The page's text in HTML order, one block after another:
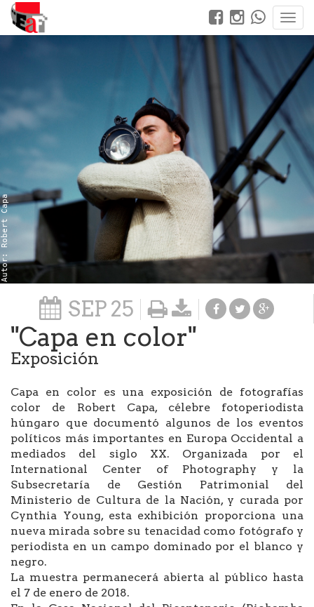
Autor: Robert Capa
SEP25
"Capa en color"
Exposición
Capa en color es una exposición de fotografías
color de Robert Capa, célebre fotoperiodista
húngaro que documentó algunos de los eventos
políticos más importantes en Europa Occidental a
mediados del siglo XX. Organizada por el
International Center of Photography y la
Subsecretaría de Gestión Patrimonial del
Ministerio de Cultura de la Nación, y curada por
Cynthia Young, esta exhibición proporciona una
nueva mirada sobre su tenacidad como fotógrafo y
periodista en un campo dominado por el blanco y
negro.
La muestra permanecerá abierta al público hasta
el 7 de enero de 2018.